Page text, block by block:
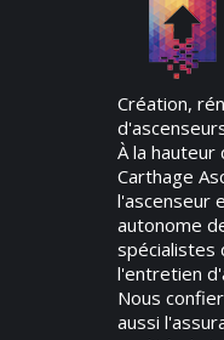
Création,
À la
Carthage
l'ascenseur
autonome
spécialistes
l'entretien
Nous
aussi